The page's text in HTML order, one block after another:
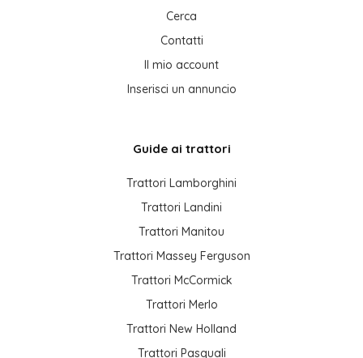
Cerca
Contatti
Il mio account
Inserisci un annuncio
Guide ai trattori
Trattori Lamborghini
Trattori Landini
Trattori Manitou
Trattori Massey Ferguson
Trattori McCormick
Trattori Merlo
Trattori New Holland
Trattori Pasquali